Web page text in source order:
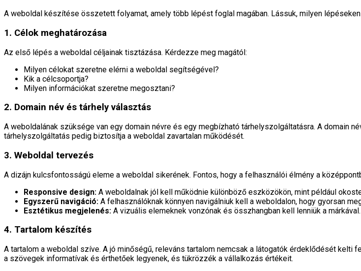
A weboldal készítése összetett folyamat, amely több lépést foglal magában. Lássuk, milyen
1. Célok meghatározása
Az első lépés a weboldal céljainak tisztázása. Kérdezze meg magától:
Milyen célokat szeretne elérni a weboldal segítségével?
Kik a célcsoportja?
Milyen információkat szeretne megosztani?
2. Domain név és tárhely választás
A weboldalának szüksége van egy domain névre és egy megbízható tárhelyszolgáltatásra. A domain
tárhelyszolgáltatás pedig biztosítja a weboldal zavartalan működését.
3. Weboldal tervezés
A dizájn kulcsfontosságú eleme a weboldal sikerének. Fontos, hogy a felhasználói élmény a
Responsive design: A weboldalnak jól kell működnie különböző eszközökön, mint például
Egyszerű navigáció: A felhasználóknak könnyen navigálniuk kell a weboldalon, hogy gyorsan
Esztétikus megjelenés: A vizuális elemeknek vonzónak és összhangban kell lenniük a márkával.
4. Tartalom készítés
A tartalom a weboldal szíve. A jó minőségű, releváns tartalom nemcsak a látogatók érdeklődését kelti
a szövegek informatívak és érthetőek legyenek, és tükrözzék a vállalkozás értékeit.